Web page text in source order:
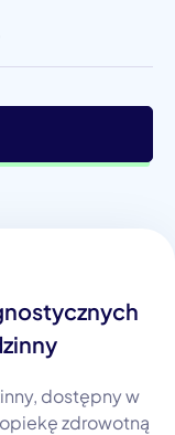
dostępny w
zdrowotną